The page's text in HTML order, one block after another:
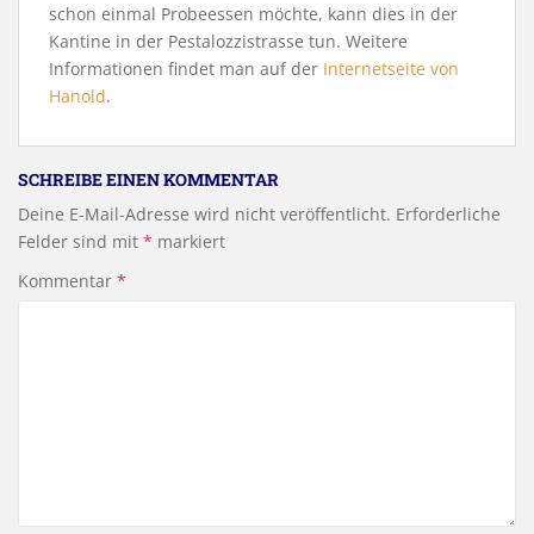
schon einmal Probeessen möchte, kann dies in der
Kantine in der Pestalozzistrasse tun. Weitere
Informationen findet man auf der Internetseite von
Hanold.
SCHREIBE EINEN KOMMENTAR
Deine E-Mail-Adresse wird nicht veröffentlicht. Erforderliche
Felder sind mit * markiert
Kommentar *